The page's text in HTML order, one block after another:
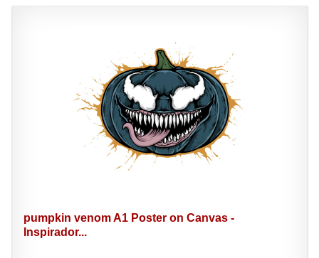
pumpkin venom A1 Poster on Canvas -
Inspirador...